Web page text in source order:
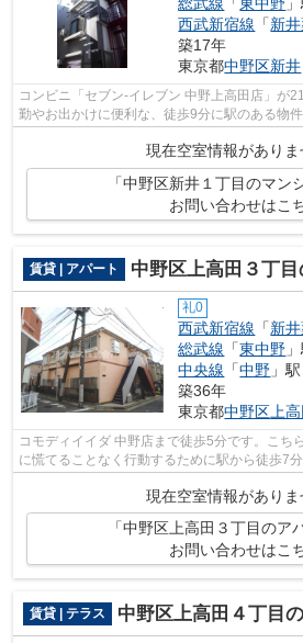
西武新宿線 「新
築17年
東京都中野区新井
コンビニ「セブン‐イレブン 中野上高田店」が
勤やお出かけに便利な、徒歩9分に駅のある物
現在空室情報がありま
「中野区新井１丁目のマン
お問い合わせはこ
賃貸 | アパート 中野区上高田３丁目
礼0
西武新宿線 「新
総武線 「東中野
中央線 「中野 」
築36年
東京都中野区 上
コモディイイダ 中野店まで徒歩5分です。こち
に慌てることなく行動するために駅から徒歩7
うか。敷地内にごみ置き場があるので、...
現在空室情報がありま
「中野区上高田３丁目のア
お問い合わせはこ
賃貸 | テラス 中野区上高田４丁目